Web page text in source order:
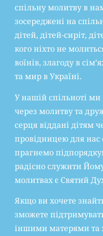
спільну молитву в
зосереджені на
дітей, дітей-сиріт,
кого ніхто не
воїнів, злагоду в
та мир в Україні.
У нашій спільноті
через молитву та
серця віддані дітям
провідницею для
прагнемо
радісно служити
молитвах є Святий
Якщо ви хочете
зможете
іншими матерями та